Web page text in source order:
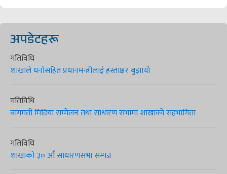
अपडेटहरू
गतिविधि
शाखाले धर्नासहित प्रधानमन्त्रीलाई हस्ताक्षर बुझायो
गतिविधि
बागमती मिडिया सम्मेलन तथा साधारण सभामा शाखाको सहभागिता
गतिविधि
शाखाको ३० औँ साधारणसभा सम्पन्न